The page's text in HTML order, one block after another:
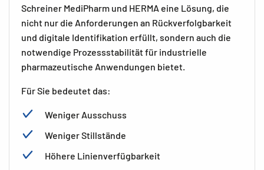
Schreiner MediPharm und HERMA eine Lösung, die
nicht nur die Anforderungen an Rückverfolgbarkeit
und digitale Identifikation erfüllt, sondern auch die
notwendige Prozessstabilität für industrielle
pharmazeutische Anwendungen bietet.
Für Sie bedeutet das:
Weniger Ausschuss
Weniger Stillstände
Höhere Linienverfügbarkeit